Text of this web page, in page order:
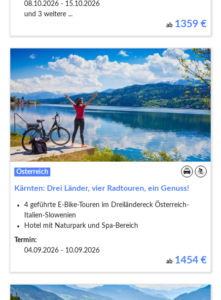
08.10.2026 - 15.10.2026
und 3 weitere ...
ab 1359 €
Österreich
Kärnten: Drei Länder, vier Radtouren, ein Genuss!
4 geführte E-Bike-Touren im Dreiländereck Österreich-
Italien-Slowenien
Hotel mit Naturpark und Spa-Bereich
Termin:
04.09.2026 - 10.09.2026
ab 1454 €